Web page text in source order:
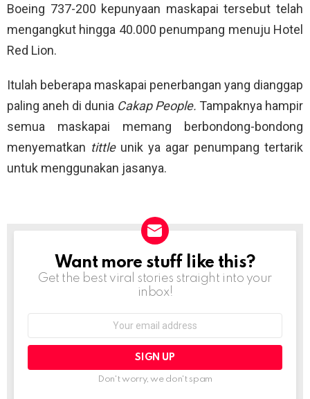
Boeing 737-200 kepunyaan maskapai tersebut telah
mengangkut hingga 40.000 penumpang menuju Hotel
Red Lion.
Itulah beberapa maskapai penerbangan yang dianggap
paling aneh di dunia Cakap People. Tampaknya hampir
semua maskapai memang berbondong-bondong
menyematkan tittle unik ya agar penumpang tertarik
untuk menggunakan jasanya.
NEWSLETTER
Want more stuff like this?
Get the best viral stories straight into your
inbox!
Don't worry, we don't spam